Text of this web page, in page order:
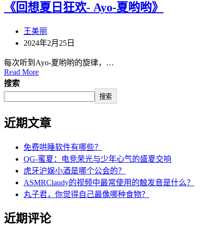
《回想夏日狂欢- Ayo-夏哟哟》
王美丽
2024年2月25日
每次听到Ayo-夏哟哟的旋律，…
Read More
搜索
搜索
近期文章
免费哄睡软件有哪些？
QG-蜜夏：电竞荣光与少年心气的盛夏交响
虎牙沪娱小酒是哪个公会的？
ASMRClaudy的视频中最常使用的触发音是什么？
丸子君，你觉得自己最像哪种食物？
近期评论